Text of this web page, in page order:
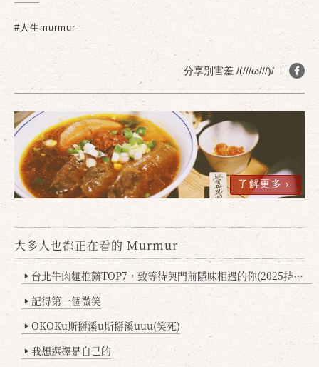
#人生murmur
分享別害羞 /(///ω///)/
了解更多
大多人也都正在看的 Murmur
▶ 台北牛肉麵推薦TOP7，致等待與門前隱味相遇的你(2025持續更新
▶ 記得第一個微笑
▶ OKOKu斯掰溪u斯掰溪uuu(笑死)
▶ 我想選擇是自己的
確定 取消